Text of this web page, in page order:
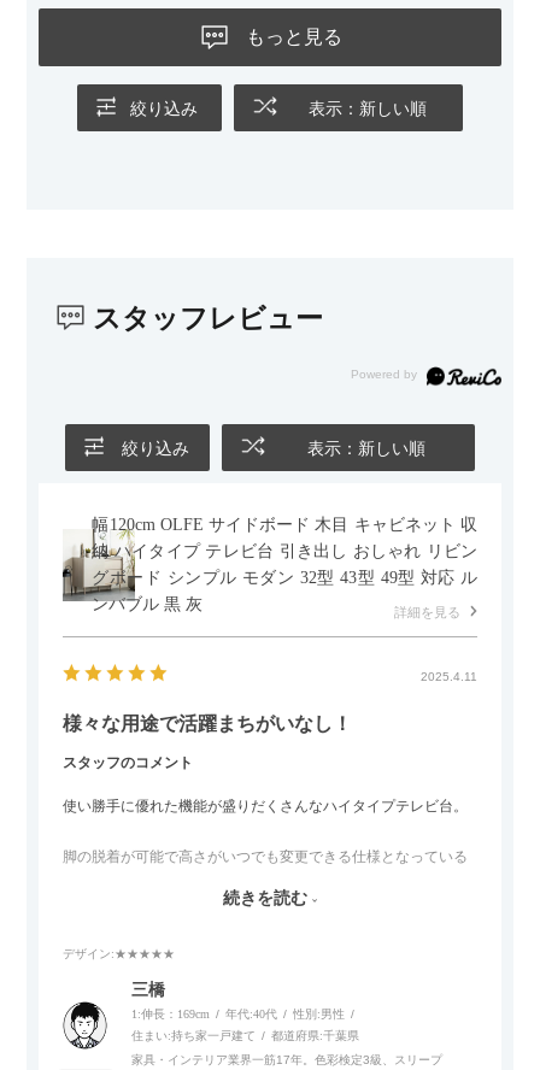
ないのもお気に入りのポイントです。さらに、わが家はソファ
の後ろ側を通ることも多い間取りなので、背面まできれいに仕
ても美しく、空間の印象を損ないません。
また、カウチのように足を伸ばしてくつろげるスタイルが理想
かせるため、普段はカウチとして使い、来客時には離してスツ
もっと見る
絞り込み 表示：新しい順
スタッフレビュー
絞り込み 表示：新しい順
幅120cm OLFE サイドボード 木目 キャビネット 収
納 ハイタイプ テレビ台 引き出し おしゃれ リビン
グボード シンプル モダン 32型 43型 49型 対応 ル
ンバブル 黒 灰
詳細を見る
2025.4.11
様々な用途で活躍まちがいなし！
スタッフのコメント
使い勝手に優れた機能が盛りだくさんなハイタイプテレビ台。
脚の脱着が可能で高さがいつでも変更できる仕様となっている
また、補助テーブルとして使用可能なスライドテーブルや収納
内部にもプリンターなどが置けるスライド棚板がついているの
でテレビ台以外にもオフィスなどでの収納家具やリビングでの
サイドボードとして多目的な用途に対応しています。
続きを読む
デザイン:★★★★★
三橋
1:伸長：169cm 年代:40代 性別:男性
住まい:持ち家一戸建て 都道府県:千葉県
家具・インテリア業界一筋17年。色彩検定3級、スリープ